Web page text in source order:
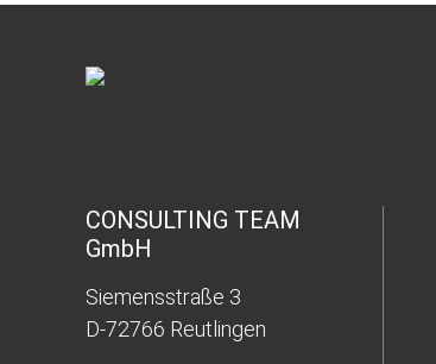
CONSULTING TEAM
GmbH
Siemensstraße 3
D-72766 Reutlingen